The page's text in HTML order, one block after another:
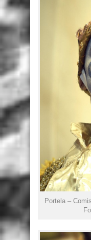
Portela –